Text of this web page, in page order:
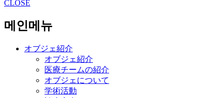
CLOSE
메인메뉴
オブジェ紹介
オブジェ紹介
医療チームの紹介
オブジェについて
学術活動